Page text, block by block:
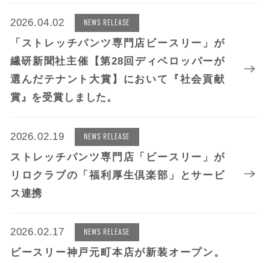
2026.04.02 NEWS RELEASE
「ストレッチパンツ専門店ビースリー」が
繊研新聞社主催【第28回ディベロッパーが
選んだテナント大賞】において『社会貢献
賞』を受賞しました。
2026.02.19 NEWS RELEASE
ストレッチパンツ専門店「ビースリー」が
リロクラブの「福利厚生倶楽部」とサービ
ス連携
2026.02.17 NEWS RELEASE
ビースリー神戸元町本店が新装オープン。